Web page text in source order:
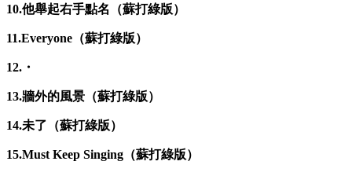
10.他舉起右手點名（蘇打綠版）
11.Everyone（蘇打綠版）
12.・
13.牆外的風景（蘇打綠版）
14.未了（蘇打綠版）
15.Must Keep Singing（蘇打綠版）